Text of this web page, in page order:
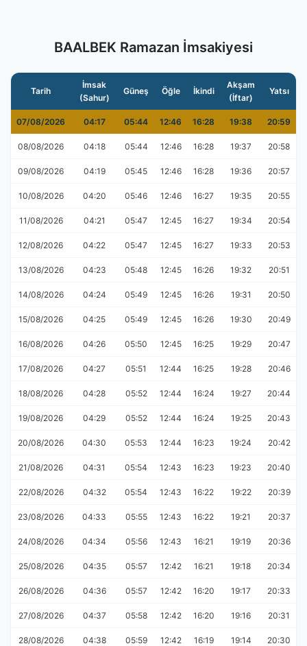
BAALBEK Ramazan İmsakiyesi
Tarih
İmsak
(Sahur)
Güneş Öğle İkindi
Akşam
(İftar)
Yatsı
07/08/2026 04:17 05:44 12:46 16:28 19:38 20:59
08/08/2026 04:18 05:44 12:46 16:28 19:37 20:58
09/08/2026 04:19 05:45 12:46 16:28 19:36 20:57
10/08/2026 04:20 05:46 12:46 16:27 19:35 20:55
11/08/2026 04:21 05:47 12:45 16:27 19:34 20:54
12/08/2026 04:22 05:47 12:45 16:27 19:33 20:53
13/08/2026 04:23 05:48 12:45 16:26 19:32 20:51
14/08/2026 04:24 05:49 12:45 16:26 19:31 20:50
15/08/2026 04:25 05:49 12:45 16:26 19:30 20:49
16/08/2026 04:26 05:50 12:45 16:25 19:29 20:47
17/08/2026 04:27 05:51 12:44 16:25 19:28 20:46
18/08/2026 04:28 05:52 12:44 16:24 19:27 20:44
19/08/2026 04:29 05:52 12:44 16:24 19:25 20:43
20/08/2026 04:30 05:53 12:44 16:23 19:24 20:42
21/08/2026 04:31 05:54 12:43 16:23 19:23 20:40
22/08/2026 04:32 05:54 12:43 16:22 19:22 20:39
23/08/2026 04:33 05:55 12:43 16:22 19:21 20:37
24/08/2026 04:34 05:56 12:43 16:21 19:19 20:36
25/08/2026 04:35 05:57 12:42 16:21 19:18 20:34
26/08/2026 04:36 05:57 12:42 16:20 19:17 20:33
27/08/2026 04:37 05:58 12:42 16:20 19:16 20:31
28/08/2026 04:38 05:59 12:42 16:19 19:14 20:30